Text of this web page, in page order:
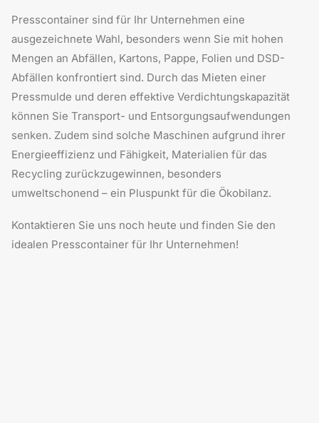
sehr gefreut. Wir wünschen ihm für seinen weiteren
schulischen und beruflichen Weg alles Gute. Liebe
Grüße Ihr Team der ZAGO GmbH
Presscontainer sind für Ihr Unternehmen eine
ausgezeichnete Wahl, besonders wenn Sie mit hohen
Mengen an Abfällen, Kartons, Pappe, Folien und DSD-
Abfällen konfrontiert sind. Durch das Mieten einer
Pressmulde und deren effektive Verdichtungskapazität
können Sie Transport- und Entsorgungsaufwendungen
senken. Zudem sind solche Maschinen aufgrund ihrer
Energieeffizienz und Fähigkeit, Materialien für das
Recycling zurückzugewinnen, besonders
umweltschonend – ein Pluspunkt für die Ökobilanz.
Kontaktieren Sie uns noch heute und finden Sie den
idealen Presscontainer für Ihr Unternehmen!